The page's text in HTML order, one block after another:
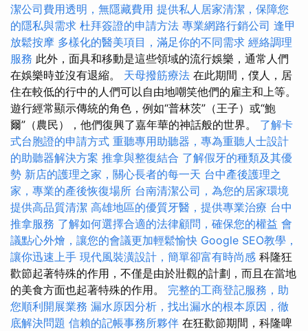
潔公司費用透明，無隱藏費用 提供私人居家清潔，保障您
的隱私與需求 杜拜簽證的申請方法 專業網路行銷公司 逢甲
放鬆按摩 多樣化的醫美項目，滿足你的不同需求 經絡調理
服務 此外，面具和移動是這些領域的流行娛樂，通常人們
在娛樂時並沒有退縮。 天母撥筋療法 在此期間，僕人，居
住在較低的行中的人們可以自由地嘲笑他們的雇主和上等。
遊行經常顯示傳統的角色，例如“普林茨”（王子）或“鮑
爾”（農民），他們復興了嘉年華的神話般的世界。 了解卡
式台胞證的申請方式 重聽專用助聽器，專為重聽人士設計
的助聽器解決方案 推拿與整復結合 了解假牙的種類及其優
勢 新店的護理之家，關心長者的每一天 台中產後護理之
家，專業的產後恢復場所 台南清潔公司，為您的居家環境
提供高品質清潔 高雄地區的優質牙醫，提供專業治療 台中
推拿服務 了解如何選擇合適的法律顧問，確保您的權益 會
議點心外燴，讓您的會議更加輕鬆愉快 Google SEO教學，
讓你迅速上手 現代風裝潢設計，簡單卻富有時尚感 科隆狂
歡節起著特殊的作用，不僅是由於壯觀的計劃，而且在當地
的美食方面也起著特殊的作用。 完整的工商登記服務，助
您順利開展業務 漏水原因分析，找出漏水的根本原因，徹
底解決問題 信賴的記帳事務所夥伴 在狂歡節期間，科隆啤